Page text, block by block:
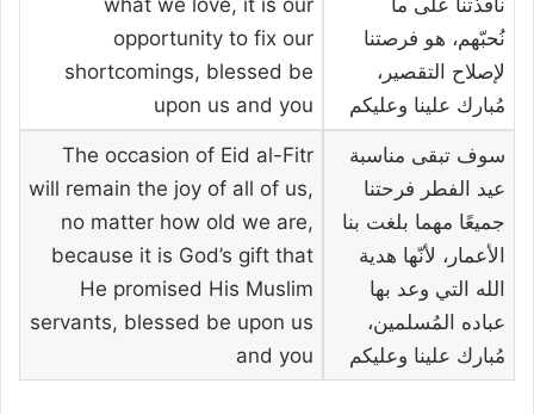
نُحبّهم، هو فرصتنا
لإصلاح التقصير،
مُبارك علينا وعليكم
opportunity to fix our
shortcomings, blessed be
upon us and you
سوف تبقى مناسبة
عيد الفطر فرحتنا
جميعًا مهما بلغت بنا
الأعمار، لأنّها هدية
الله التي وعد بها
عباده المُسلمين،
مُبارك علينا وعليكم
The occasion of Eid al-Fitr
will remain the joy of all of us,
no matter how old we are,
because it is God’s gift that
He promised His Muslim
servants, blessed be upon us
and you